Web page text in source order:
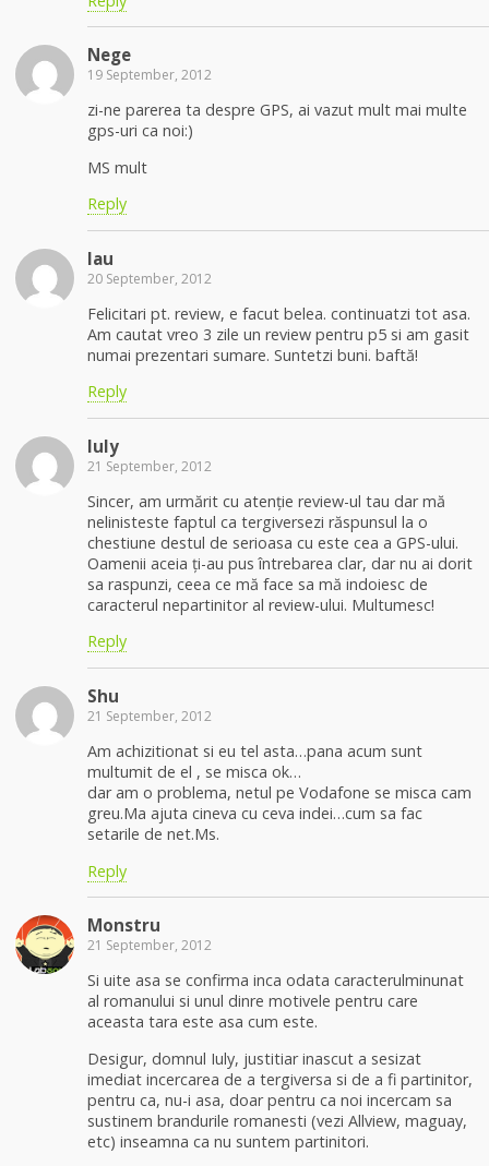
Nege
19 September, 2012
zi-ne parerea ta despre GPS, ai vazut mult mai multe
gps-uri ca noi:)
MS mult
Reply
lau
20 September, 2012
Felicitari pt. review, e facut belea. continuatzi tot asa.
Am cautat vreo 3 zile un review pentru p5 si am gasit
numai prezentari sumare. Suntetzi buni. baftă!
Reply
Iuly
21 September, 2012
Sincer, am urmărit cu atenție review-ul tau dar mă
nelinisteste faptul ca tergiversezi răspunsul la o
chestiune destul de serioasa cu este cea a GPS-ului.
Oamenii aceia ți-au pus întrebarea clar, dar nu ai dorit
sa raspunzi, ceea ce mă face sa mă indoiesc de
caracterul nepartinitor al review-ului. Multumesc!
Reply
Shu
21 September, 2012
Am achizitionat si eu tel asta…pana acum sunt
multumit de el , se misca ok…
dar am o problema, netul pe Vodafone se misca cam
greu.Ma ajuta cineva cu ceva indei…cum sa fac
setarile de net.Ms.
Reply
Monstru
21 September, 2012
Si uite asa se confirma inca odata caracterulminunat
al romanului si unul dinre motivele pentru care
aceasta tara este asa cum este.
Desigur, domnul Iuly, justitiar inascut a sesizat
imediat incercarea de a tergiversa si de a fi partinitor,
pentru ca, nu-i asa, doar pentru ca noi incercam sa
sustinem brandurile romanesti (vezi Allview, maguay,
etc) inseamna ca nu suntem partinitori.